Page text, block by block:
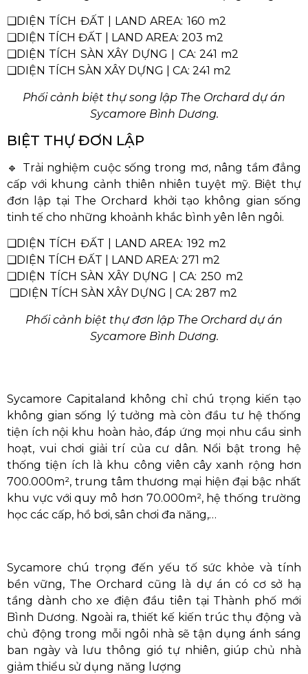
❑DIỆN TÍCH ĐẤT | LAND AREA: 160 m2
❑DIỆN TÍCH ĐẤT | LAND AREA: 203 m2
❑DIỆN TÍCH SÀN XÂY DỰNG | CA: 241 m2
❑DIỆN TÍCH SÀN XÂY DỰNG | CA: 241 m2
Phối cảnh biệt thự song lập The Orchard dự án
Sycamore Bình Dương.
BIỆT THỰ ĐƠN LẬP
🔹 Trải nghiệm cuộc sống trong mơ, nâng tầm đẳng
cấp với khung cảnh thiên nhiên tuyệt mỹ. Biệt thự
đơn lập tại The Orchard khởi tạo không gian sống
tinh tế cho những khoảnh khắc bình yên lên ngôi.
❑DIỆN TÍCH ĐẤT | LAND AREA: 192 m2
❑DIỆN TÍCH ĐẤT | LAND AREA: 271 m2
❑DIỆN TÍCH SÀN XÂY DỰNG | CA: 250 m2
❑DIỆN TÍCH SÀN XÂY DỰNG | CA: 287 m2
Phối cảnh biệt thự đơn lập The Orchard dự án
Sycamore Bình Dương.
Sycamore Capitaland không chỉ chú trọng kiến tạo
không gian sống lý tưởng mà còn đầu tư hệ thống
tiện ích nội khu hoàn hảo, đáp ứng mọi nhu cầu sinh
hoạt, vui chơi giải trí của cư dân. Nổi bật trong hệ
thống tiện ích là khu công viên cây xanh rộng hơn
700.000m², trung tâm thương mại hiện đại bậc nhất
khu vực với quy mô hơn 70.000m², hệ thống trường
học các cấp, hồ bơi, sân chơi đa năng,…
Sycamore chú trọng đến yếu tố sức khỏe và tính
bền vững, The Orchard cũng là dự án có cơ sở hạ
tầng dành cho xe điện đầu tiên tại Thành phố mới
Bình Dương. Ngoài ra, thiết kế kiến trúc thụ động và
chủ động trong mỗi ngôi nhà sẽ tận dụng ánh sáng
ban ngày và lưu thông gió tự nhiên, giúp chủ nhà
giảm thiểu sử dụng năng lượng